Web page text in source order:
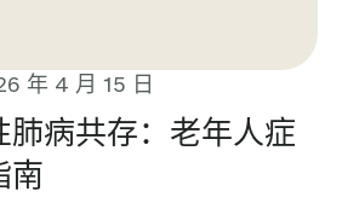
年 4 月 15 日
肺病共存：老年人症
南